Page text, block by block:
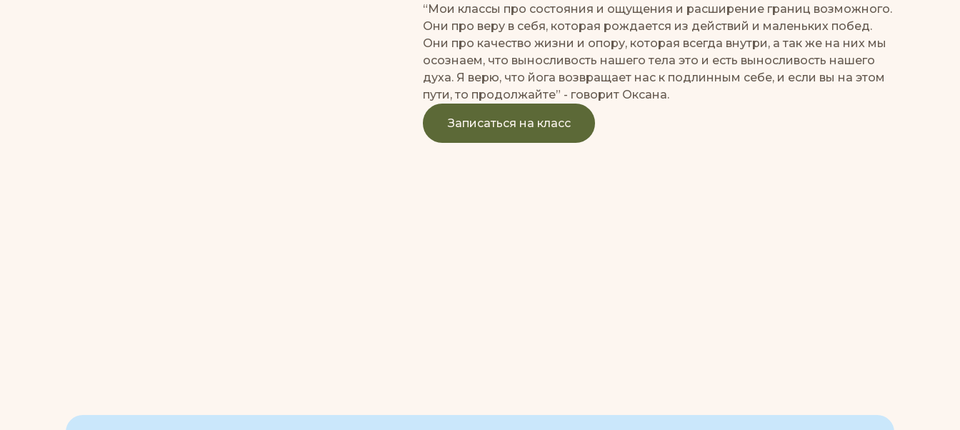
“Мои классы про состояния и ощущения и расширение границ возможного.
Они про веру в себя, которая рождается из действий и маленьких побед.
Они про качество жизни и опору, которая всегда внутри, а так же на них мы
осознаем, что выносливость нашего тела это и есть выносливость нашего
духа. Я верю, что йога возвращает нас к подлинным себе, и если вы на этом
пути, то продолжайте” - говорит Оксана.
Записаться на класс